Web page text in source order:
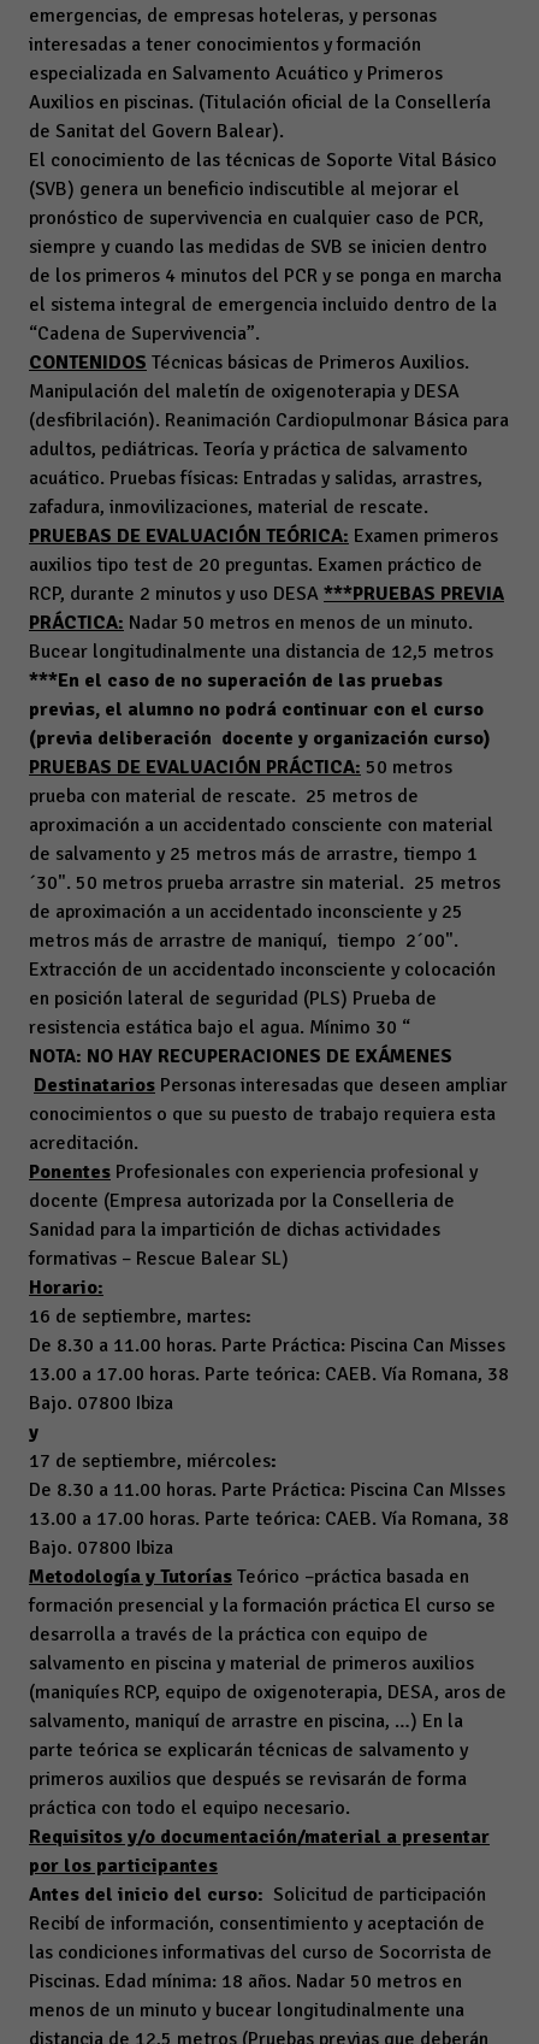
emergencias, de empresas hoteleras, y personas
interesadas a tener conocimientos y formación
especializada en Salvamento Acuático y Primeros
Auxilios en piscinas. (Titulación oficial de la Consellería
de Sanitat del Govern Balear).
El conocimiento de las técnicas de Soporte Vital Básico
(SVB) genera un beneficio indiscutible al mejorar el
pronóstico de supervivencia en cualquier caso de PCR,
siempre y cuando las medidas de SVB se inicien dentro
de los primeros 4 minutos del PCR y se ponga en marcha
el sistema integral de emergencia incluido dentro de la
“Cadena de Supervivencia”.
CONTENIDOS Técnicas básicas de Primeros Auxilios.
Manipulación del maletín de oxigenoterapia y DESA
(desfibrilación). Reanimación Cardiopulmonar Básica para
adultos, pediátricas. Teoría y práctica de salvamento
acuático. Pruebas físicas: Entradas y salidas, arrastres,
zafadura, inmovilizaciones, material de rescate.
PRUEBAS DE EVALUACIÓN TEÓRICA: Examen primeros
auxilios tipo test de 20 preguntas. Examen práctico de
RCP, durante 2 minutos y uso DESA ***PRUEBAS PREVIA
PRÁCTICA: Nadar 50 metros en menos de un minuto.
Bucear longitudinalmente una distancia de 12,5 metros
***En el caso de no superación de las pruebas
previas, el alumno no podrá continuar con el curso
(previa deliberación docente y organización curso)
PRUEBAS DE EVALUACIÓN PRÁCTICA: 50 metros
prueba con material de rescate. 25 metros de
aproximación a un accidentado consciente con material
de salvamento y 25 metros más de arrastre, tiempo 1
´30". 50 metros prueba arrastre sin material. 25 metros
de aproximación a un accidentado inconsciente y 25
metros más de arrastre de maniquí, tiempo 2´00".
Extracción de un accidentado inconsciente y colocación
en posición lateral de seguridad (PLS) Prueba de
resistencia estática bajo el agua. Mínimo 30 “
NOTA: NO HAY RECUPERACIONES DE EXÁMENES
Destinatarios Personas interesadas que deseen ampliar
conocimientos o que su puesto de trabajo requiera esta
acreditación.
Ponentes Profesionales con experiencia profesional y
docente (Empresa autorizada por la Conselleria de
Sanidad para la impartición de dichas actividades
formativas – Rescue Balear SL)
Horario:
16 de septiembre, martes:
De 8.30 a 11.00 horas. Parte Práctica: Piscina Can Misses
13.00 a 17.00 horas. Parte teórica: CAEB. Vía Romana, 38
Bajo. 07800 Ibiza
y
17 de septiembre, miércoles:
De 8.30 a 11.00 horas. Parte Práctica: Piscina Can MIsses
13.00 a 17.00 horas. Parte teórica: CAEB. Vía Romana, 38
Bajo. 07800 Ibiza
Metodología y Tutorías Teórico –práctica basada en
formación presencial y la formación práctica El curso se
desarrolla a través de la práctica con equipo de
salvamento en piscina y material de primeros auxilios
(maniquíes RCP, equipo de oxigenoterapia, DESA, aros de
salvamento, maniquí de arrastre en piscina, …) En la
parte teórica se explicarán técnicas de salvamento y
primeros auxilios que después se revisarán de forma
práctica con todo el equipo necesario.
Requisitos y/o documentación/material a presentar
por los participantes
Antes del inicio del curso: Solicitud de participación
Recibí de información, consentimiento y aceptación de
las condiciones informativas del curso de Socorrista de
Piscinas. Edad mínima: 18 años. Nadar 50 metros en
menos de un minuto y bucear longitudinalmente una
distancia de 12,5 metros (Pruebas previas que deberán